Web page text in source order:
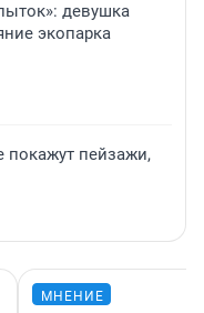
девушка
экопарка
покажут пейзажи,
МНЕНИЕ